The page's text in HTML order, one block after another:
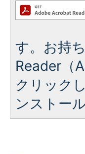
す。お持
Reader（
クリック
ンストー